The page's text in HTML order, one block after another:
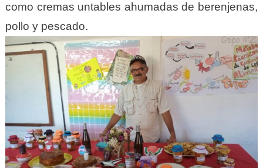
como cremas untables ahumadas de berenjenas,
pollo y pescado.